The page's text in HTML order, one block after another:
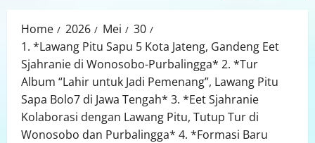
Home 2026 Mei
30
1. *Lawang Pitu Sapu 5 Kota Jateng, Gandeng Eet
Sjahranie di Wonosobo-Purbalingga* 2. *Tur
Album “Lahir untuk Jadi Pemenang”, Lawang Pitu
Sapa Bolo7 di Jawa Tengah* 3. *Eet Sjahranie
Kolaborasi dengan Lawang Pitu, Tutup Tur di
Wonosobo dan Purbalingga* 4. *Formasi Baru